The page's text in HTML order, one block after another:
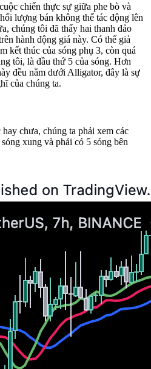
chiến thực sự giữa phe bò và
lượng bán không thể tác động lên
chúng tôi đã thấy hai thanh đảo
hành động giá này. Có thể giả
kết thúc của sóng phụ 3, còn quá
tôi, là đầu thứ 5 của sóng. Hơn
đều nằm dưới Alligator, đây là sự
của chúng ta.
chưa, chúng ta phải xem các
xung và phải có 5 sóng bên